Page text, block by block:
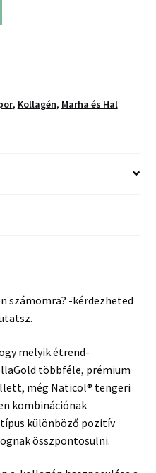
, Kollagén, Marha és Hal
számomra? -kérdezheted
melyik étrend-
többféle, prémium
még Naticol® tengeri
kombinációnak
különböző pozitív
összpontosulni.